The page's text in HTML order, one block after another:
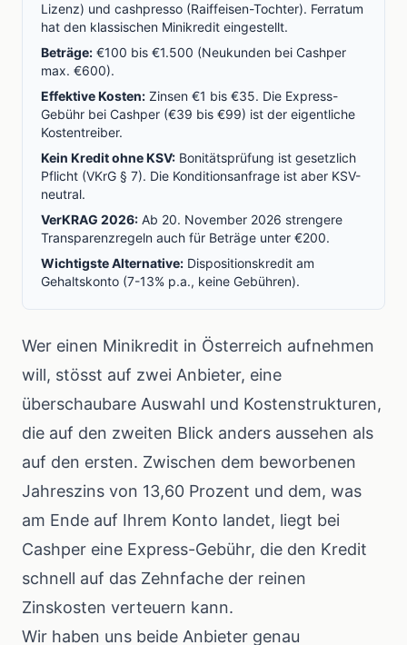
Lizenz) und cashpresso (Raiffeisen-Tochter). Ferratum
hat den klassischen Minikredit eingestellt.
Beträge: €100 bis €1.500 (Neukunden bei Cashper
max. €600).
Effektive Kosten: Zinsen €1 bis €35. Die Express-
Gebühr bei Cashper (€39 bis €99) ist der eigentliche
Kostentreiber.
Kein Kredit ohne KSV: Bonitätsprüfung ist gesetzlich
Pflicht (VKrG § 7). Die Konditionsanfrage ist aber KSV-
neutral.
VerKRAG 2026: Ab 20. November 2026 strengere
Transparenzregeln auch für Beträge unter €200.
Wichtigste Alternative: Dispositionskredit am
Gehaltskonto (7-13% p.a., keine Gebühren).
Wer einen Minikredit in Österreich aufnehmen
will, stösst auf zwei Anbieter, eine
überschaubare Auswahl und Kostenstrukturen,
die auf den zweiten Blick anders aussehen als
auf den ersten. Zwischen dem beworbenen
Jahreszins von 13,60 Prozent und dem, was
am Ende auf Ihrem Konto landet, liegt bei
Cashper eine Express-Gebühr, die den Kredit
schnell auf das Zehnfache der reinen
Zinskosten verteuern kann.
Wir haben uns beide Anbieter genau